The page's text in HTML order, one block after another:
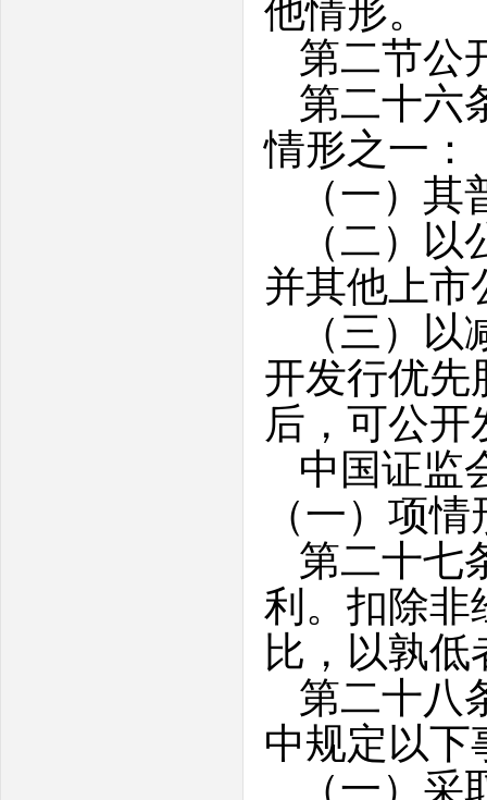
他情形。
第二节公
第二十六
情形之一：
（一）
（二）
并其他上市
（三）
开发行优先
后，可公
中国证监
（一）项
第二十七
利。扣除非
比，以孰
第二十八
中规定以下
（一）